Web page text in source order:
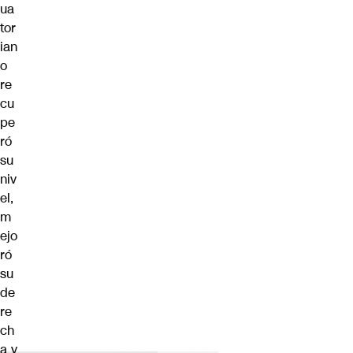
ua
tor
ian
o
re
cu
pe
ró
su
niv
el,
m
ejo
ró
su
de
re
ch
a y